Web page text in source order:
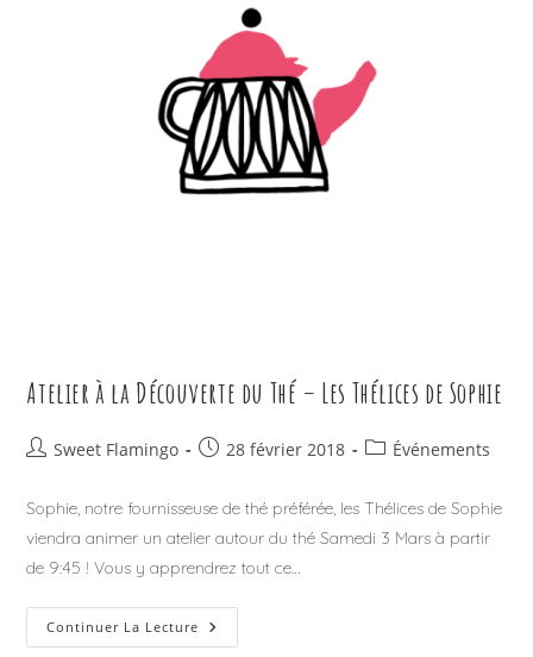
Atelier à la Découverte du Thé – Les Thélices de Sophie
Auteur/autrice
la
publication :
Sweet Flamingo
Publication
28 février 2018
PostÉvénements
Sophie, notre fournisseuse de thé préférée, les Thélices de Sophie
viendra animer un atelier autour du thé Samedi 3 Mars à partir
de 9:45 ! Vous y apprendrez tout ce…
Continuer La Lecture Atelier
À